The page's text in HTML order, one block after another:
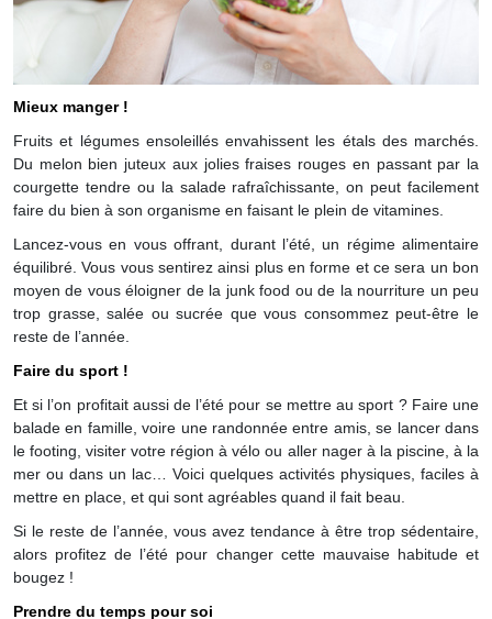
Mieux manger !
Fruits et légumes ensoleillés envahissent les étals des marchés.
Du melon bien juteux aux jolies fraises rouges en passant par la
courgette tendre ou la salade rafraîchissante, on peut facilement
faire du bien à son organisme en faisant le plein de vitamines.
Lancez-vous en vous offrant, durant l’été, un régime alimentaire
équilibré. Vous vous sentirez ainsi plus en forme et ce sera un bon
moyen de vous éloigner de la junk food ou de la nourriture un peu
trop grasse, salée ou sucrée que vous consommez peut-être le
reste de l’année.
Faire du sport !
Et si l’on profitait aussi de l’été pour se mettre au sport ? Faire une
balade en famille, voire une randonnée entre amis, se lancer dans
le footing, visiter votre région à vélo ou aller nager à la piscine, à la
mer ou dans un lac… Voici quelques activités physiques, faciles à
mettre en place, et qui sont agréables quand il fait beau.
Si le reste de l’année, vous avez tendance à être trop sédentaire,
alors profitez de l’été pour changer cette mauvaise habitude et
bougez !
Prendre du temps pour soi